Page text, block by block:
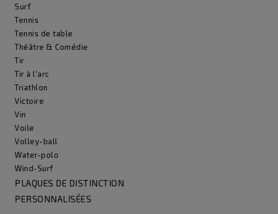
Surf
Tennis
Tennis de table
Théâtre & Comédie
Tir
Tir à l'arc
Triathlon
Victoire
Vin
Voile
Volley-ball
Water-polo
Wind-Surf
PLAQUES DE DISTINCTION
PERSONNALISÉES